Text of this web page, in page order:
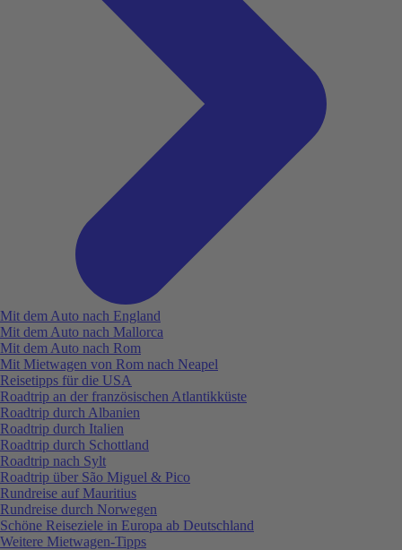
Mit dem Auto nach England
Mit dem Auto nach Mallorca
Mit dem Auto nach Rom
Mit Mietwagen von Rom nach Neapel
Reisetipps für die USA
Roadtrip an der französischen Atlantikküste
Roadtrip durch Albanien
Roadtrip durch Italien
Roadtrip durch Schottland
Roadtrip nach Sylt
Roadtrip über São Miguel & Pico
Rundreise auf Mauritius
Rundreise durch Norwegen
Schöne Reiseziele in Europa ab Deutschland
Weitere Mietwagen-Tipps